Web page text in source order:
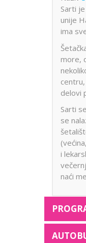
Sarti
unije
ima
more,
delovi
Sarti
se
i
naći